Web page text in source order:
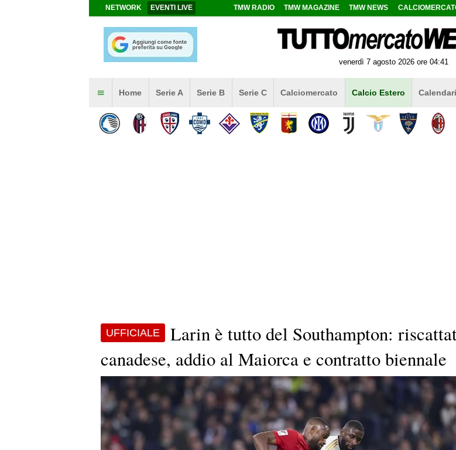
NETWORK EVENTI LIVE TMW RADIO TMW MAGAZINE TMW NEWS
venerdì 7 agosto 2026 ore 04:41
Home Serie A Serie B Serie C Calciomercato Calcio Estero Calendari
UFFICIALE
Larin è tutto del Southampton:
canadese, addio al Maiorca e contratto biennale